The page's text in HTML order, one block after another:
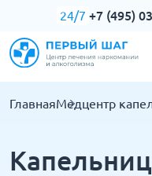
24/7 +7 (495)
ГлавнаяМедцентр